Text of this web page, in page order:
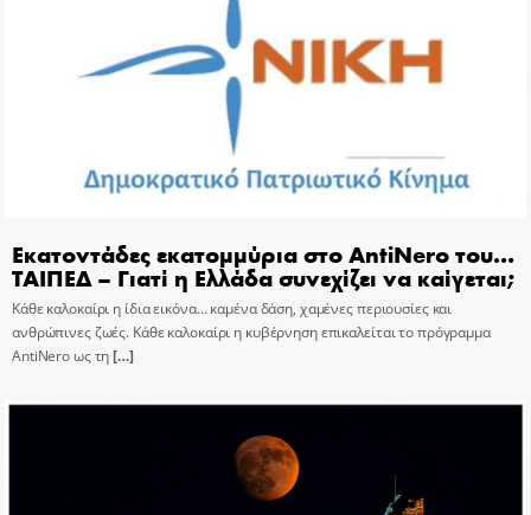
Εκατοντάδες εκατομμύρια στο AntiNero του…
ΤΑΙΠΕΔ – Γιατί η Ελλάδα συνεχίζει να καίγεται;
Κάθε καλοκαίρι η ίδια εικόνα… καμένα δάση, χαμένες περιουσίες και
ανθρώπινες ζωές. Κάθε καλοκαίρι η κυβέρνηση επικαλείται το πρόγραμμα
AntiNero ως τη[…]